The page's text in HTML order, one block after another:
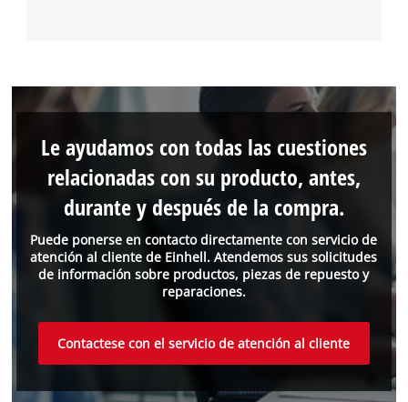
Puede ponerse en contacto directamente con servicio de
atención al cliente de Einhell. Atendemos sus solicitudes
de información sobre productos, piezas de repuesto y
reparaciones.
Le ayudamos con todas las cuestiones
relacionadas con su producto, antes,
durante y después de la compra.
Contactese con el servicio de atención al cliente